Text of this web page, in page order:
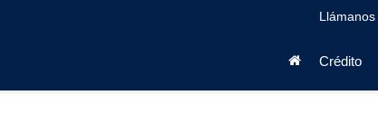
Llámanos
Crédito